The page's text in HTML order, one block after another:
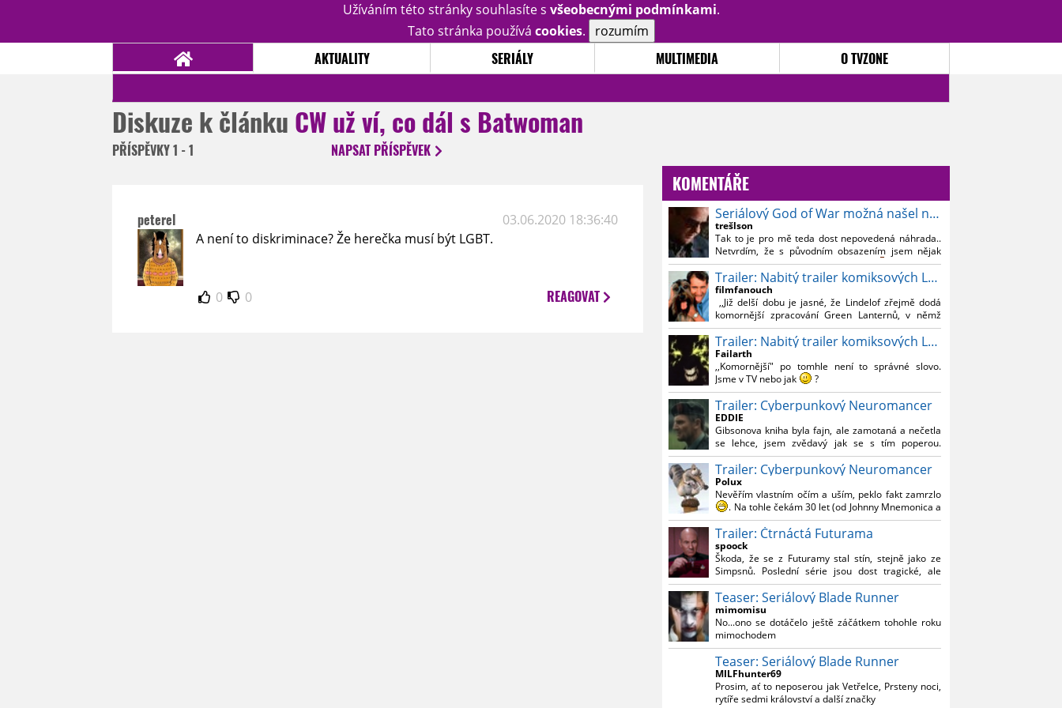
Užíváním této stránky souhlasíte s všeobecnými podmínkami.
Tato stránka používá cookies. rozumím
AKTUALITY SERIÁLY MULTIMEDIA O TVZONE
Diskuze k článku CW už ví, co dál s Batwoman
PŘÍSPĚVKY1 - 1 NAPSAT PŘÍSPĚVEK
peterel
03.06.2020 18:36:40
A není to diskriminace? Že herečka musí být LGBT.
0 0 REAGOVAT
KOMENTÁŘE
Seriálový God of War možná našel nového Kratose
trešlson
Tak to je pro mě teda dost nepovedená náhrada..
Netvrdím, že s původním obsazením jsem nějak
souznil, ale Bautistu fakt nemusim..
Trailer: Nabitý trailer komiksových Lanterns
filmfanouch
,,Již delší dobu je jasné, že Lindelof zřejmě dodá
komornější zpracování Green Lanternů, v němž
nebude moc prostoru na vesmírné blbnutí, o to více
se ovšem bude moci nová adaptace odprostit třeba
od filmového Green Lanterna s Ryanem
Reynoldsem.´´ Co je na tom nesrozumitelného?
Trailer: Nabitý trailer komiksových Lanterns
Failarth
,,Komornější" po tomhle není to správné slovo.
Jsme v TV nebo jak
?
Nebál bych se říct, že to vypadá skvěle jak po
stránce kvantity materiálu, tak i formou.
Výběr Ulricha Tomsena pro mě velké překvapení a
velmi zajímavá volba bravo.
Chandler je lepší a lepší s každou novou scénou.
Komiksy to mají ted´těžké, paradoxně tomu škodí
to všechno kolem (DC nebo MCU to je buřt) , ale
nezasloužilo by si to zářez jen kvůli tomu. Držím
tomu palce.
Trailer: Cyberpunkový Neuromancer
EDDIE
Gibsonova kniha byla fajn, ale zamotaná a nečetla
se lehce, jsem zvědavý jak se s tím poperou.
Grafický román jsem nevěděl, že existuje.
Trailer: Cyberpunkový Neuromancer
Polux
Nevěřím vlastním očím a uším, peklo fakt zamrzlo
. Na tohle čekám 30 let (od Johnny Mnemonica a
tehdejšího zjištění z časopisů, kdo je to Gibson a co
je jeho debutová kniha zač), přičemž 25 let (od
Matrixu, který pojem cyberpunk dostal do
povědomí i obyčejného diváka a nikoliv fanouška
žánru) marně doufám, že si po řadě "duchovních
nástupců", kteří přišli poté (Ghost In The Shell, Alita:
Battle Angel, Altered Carbon, Blade Runner 2049,
Cyberpunk 2077, atd.), někdo konečně vzpomene i
na bibli cyberpunku, se kterou to všechno začalo.
Teď už nezbývá nic jiného než se tiše modlit a
doufat, že to bude stát za to
. Plus kudos za
sázku na seriál a nikoliv film, snad tvůrci tu výsadu
násobně větší stopáže náležitě využijí.
Trailer: Čtrnáctá Futurama
spoock
Škoda, že se z Futuramy stal stín, stejně jako ze
Simpsnů. Poslední série jsou dost tragické, ale
třeba se objeví nějaký zajímavý scénárista.
Nedávno začala vycházet nová řada Ricka a
Mortyho a já z úžasem zjistil, že se na to dá opět
koukat.
Teaser: Seriálový Blade Runner
mimomisu
No...ono se dotáčelo ještě záčátkem tohohle roku
mimochodem
Teaser: Seriálový Blade Runner
MILFhunter69
Prosim, ať to neposerou jak Vetřelce, Prsteny noci,
rytíře sedmi království a další značky